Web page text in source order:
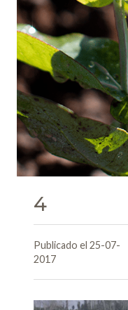
4
Publicado el 25-07-
2017